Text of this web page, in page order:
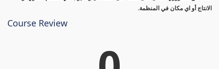
الانتاج أو اي مكان في المنظمة.
Course Review